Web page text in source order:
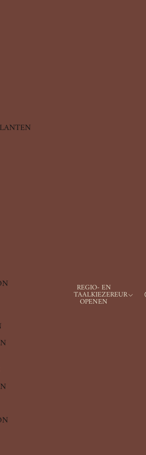
REGIO- EN
TAALKIEZER
OPENEN
EUR